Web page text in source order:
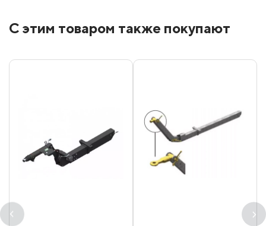
С этим товаром также покупают